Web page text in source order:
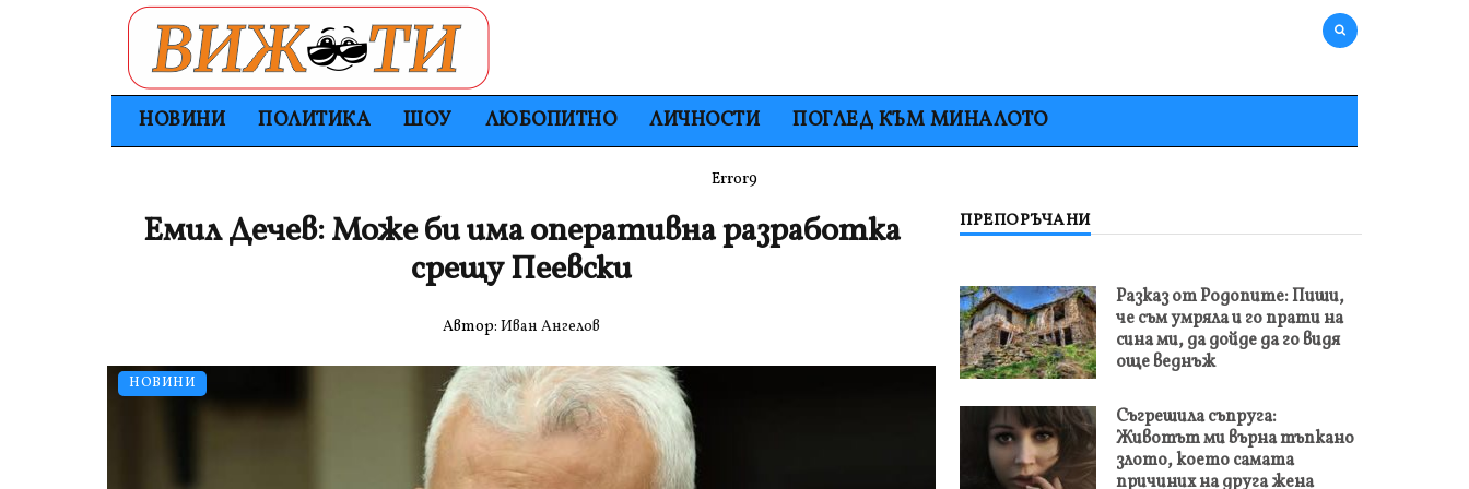
НОВИНИ ПОЛИТИКА ШОУ ЛЮБОПИТНО ЛИЧНОСТИ ПОГЛЕД КЪМ МИНАЛОТО
Error9
НОВИНИ
Емил Дечев: Може би има оперативна разработка
срещу Пеевски
Автор: Иван Ангелов
ПРЕПОРЪЧАНИ
Разказ от Родопите: Пиши,
че съм умряла и го прати на
сина ми, да дойде да го видя
още веднъж
Съгрешила съпруга:
Животът ми върна тъпкано
злото, което самата
причиних на друга жена